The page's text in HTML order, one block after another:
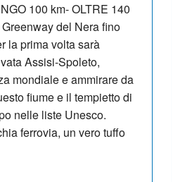
100 km- OLTRE 140
del Nera fino
la prima volta sarà
Assisi-Spoleto,
mondiale e ammirare da
fiume e il tempietto di
nelle liste Unesco.
ferrovia, un vero tuffo